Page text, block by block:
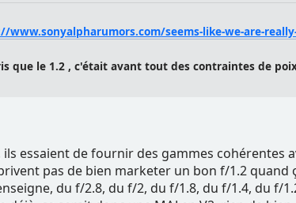
www.sonyalpharumors.com/seems-like-we-are-
que le 1.2 , c'était avant tout des contraintes de
essaient de fournir des gammes
pas de bien marketer un bon f/1.2 quand
du f/2.8, du f/2, du f/1.8, du f/1.4, du f/